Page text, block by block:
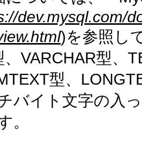
dev.mysql.com/
)を参照し
、VARCHAR型、
型、
バイト文字の入
。